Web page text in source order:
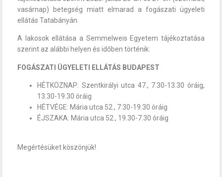
vasárnap) betegség miatt elmarad a fogászati ügyeleti
ellátás Tatabányán.
A lakosok ellátása a Semmelweis Egyetem tájékoztatása
szerint az alábbi helyen és időben történik:
FOGÁSZATI ÜGYELETI ELLÁTÁS BUDAPEST
HÉTKÖZNAP: Szentkirályi utca 47., 7.30-13.30 óráig,
13.30-19.30 óráig
HÉTVÉGE: Mária utca 52., 7:30-19.30 óráig
ÉJSZAKA: Mária utca 52., 19.30-7.30 óráig
Megértésüket köszönjük!